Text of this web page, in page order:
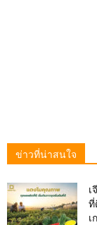
ข่าวที่น่าสนใจ
เ
ที่
เ